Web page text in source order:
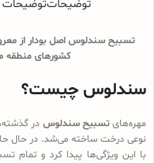
توضیحاتتوضیحات
تسبیح سندلوس اصل بودار از
کشورهای منطقه
سندلوس چیست؟
مهره‌هایتسبیح سندلوس در
نوعی درخت ساخته می‌شد. در حال
با این ویژگی‌ها پیدا کرد و تمام